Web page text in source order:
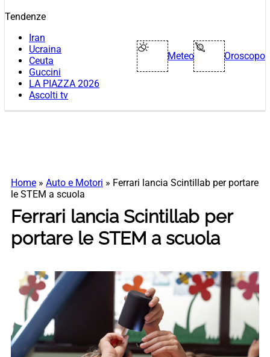
Tendenze
Iran
Ucraina
Ceuta
Guccini
LA PIAZZA 2026
Ascolti tv
Meteo Oroscopo
Home » Auto e Motori » Ferrari lancia Scintillab per portare
le STEM a scuola
Ferrari lancia Scintillab per
portare le STEM a scuola